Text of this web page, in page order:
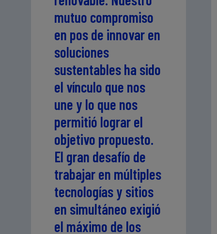
mutuo compromiso
en pos de innovar en
soluciones
sustentables ha sido
el vínculo que nos
une y lo que nos
permitió lograr el
objetivo propuesto.
El gran desafío de
trabajar en múltiples
tecnologías y sitios
en simultáneo exigió
el máximo de los